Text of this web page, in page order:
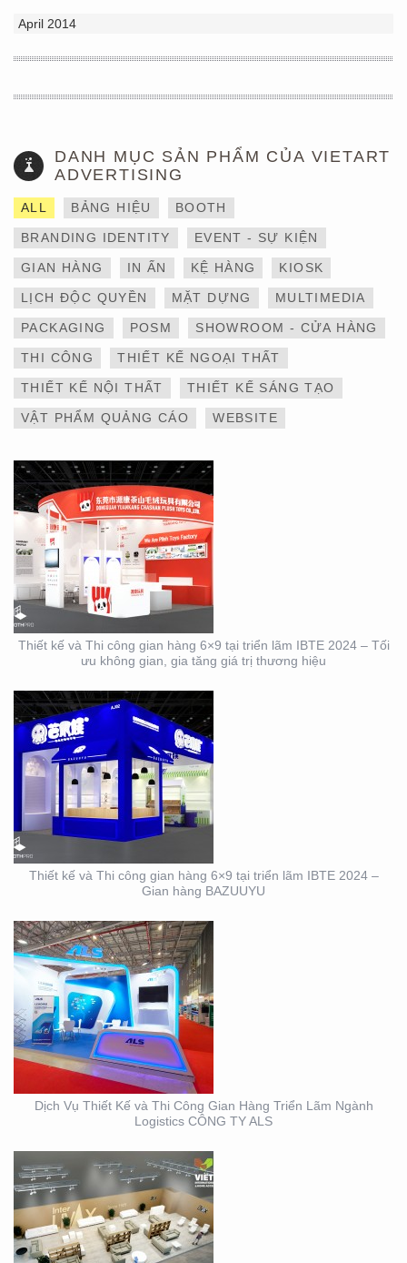
April 2014
DANH MỤC SẢN PHẨM CỦA VIETART
ADVERTISING
ALL BẢNG HIỆU BOOTH
BRANDING IDENTITY EVENT - SỰ KIỆN
GIAN HÀNG IN ẤN KỆ HÀNG KIOSK
LỊCH ĐỘC QUYỀN MẶT DỰNG MULTIMEDIA
PACKAGING POSM SHOWROOM - CỬA HÀNG
THI CÔNG THIẾT KẾ NGOẠI THẤT
THIẾT KẾ NỘI THẤT THIẾT KẾ SÁNG TẠO
VẬT PHẨM QUẢNG CÁO WEBSITE
THIẾT KẾ VÀ THI CÔNG
GIAN HÀNG 6×9 TẠI
TRIỂN LÃM IBTE 2024 –
TỐI ƯU KHÔNG GIAN,
GIA TĂNG GIÁ TRỊ
THƯƠNG HIỆU
Thiết kế và Thi công gian hàng 6×9 tại triển lãm IBTE 2024 – Tối
ưu không gian, gia tăng giá trị thương hiệu
THIẾT KẾ VÀ THI CÔNG
GIAN HÀNG 6×9 TẠI
TRIỂN LÃM IBTE 2024 –
GIAN HÀNG BAZUUYU
Thiết kế và Thi công gian hàng 6×9 tại triển lãm IBTE 2024 –
Gian hàng BAZUUYU
DỊCH VỤ THIẾT KẾ VÀ
THI CÔNG GIAN HÀNG
TRIỂN LÃM NGÀNH
LOGISTICS CÔNG TY
ALS
Dịch Vụ Thiết Kế và Thi Công Gian Hàng Triển Lãm Ngành
Logistics CÔNG TY ALS
THIẾT KẾ THI CÔNG
GIAN HÀNG TRIỂN LÃM
VIFA EXPO 2023 UY TÍN
– CHẤT LƯỢNG
THIẾT KẾ THI CÔNG
TRỌN GÓI SỰ KIỆN MỸ